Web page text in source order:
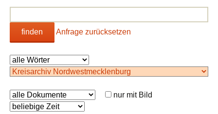
finden Anfrage zurücksetzen
nur mit Bild